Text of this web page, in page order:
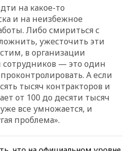
на какое-то
и на неизбежное
Либо смириться с
ужесточить эти
в организации
сотрудников — это один
А если
тысяч контракторов и
от 100 до десяти тысяч
все умножается, и
проблема».